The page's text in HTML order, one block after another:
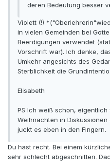
deren Bedeutung besser
Violett (!)
in vielen Gemeinden bei
Beerdigungen verwendet
Vorschrift war). Ich denke,
Umkehr angesichts des
Sterblichkeit die
Elisabeth
PS Ich weiß schon,
Weihnachten in
juckt es eben in den Fingern.
Du hast recht. Bei einem
sehr schlecht abgeschnitten.